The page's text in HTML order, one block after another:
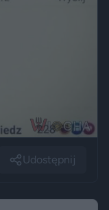
Udostępnij